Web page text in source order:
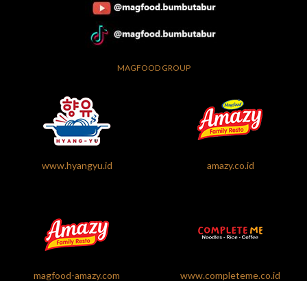
MAGFOOD GROUP
www.hyangyu.id amazy.co.id
magfood-amazy.com www.completeme.co.id